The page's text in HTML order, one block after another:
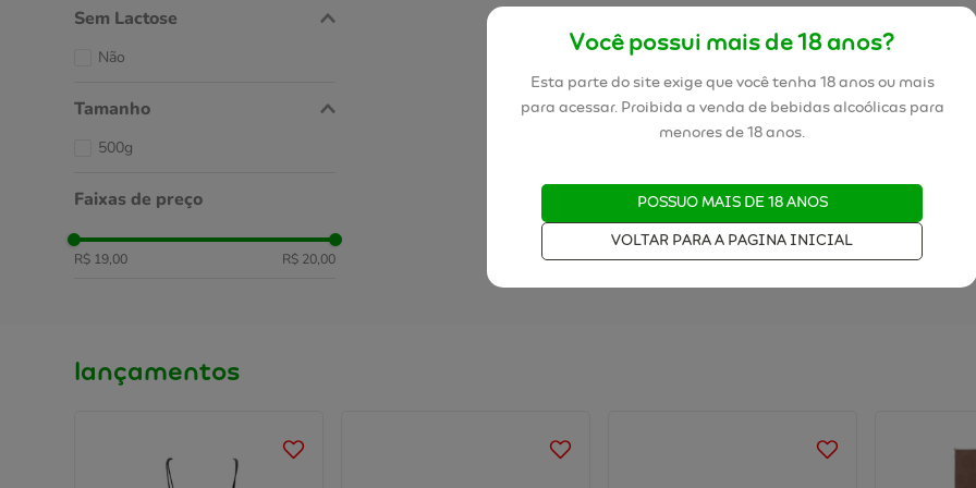
Você possui mais de 18 anos?
Esta parte do site exige que você tenha 18 anos ou mais
para acessar. Proibida a venda de bebidas alcoólicas para
menores de 18 anos.
POSSUO MAIS DE 18 ANOS
VOLTAR PARA A PAGINA INICIAL
Sem Lactose
Não
Tamanho
500g
Faixas de preço
R$ 19,00 R$ 20,00
lançamentos